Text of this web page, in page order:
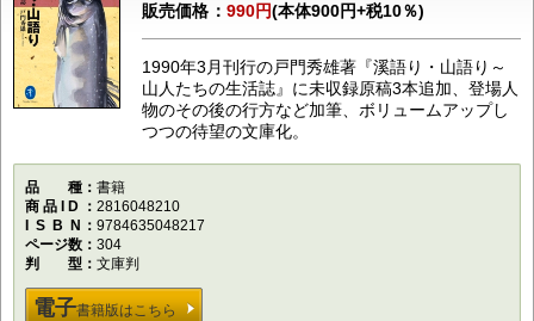
販売価格
990円(本体900円+税10％)
1990年3月刊行の戸門秀雄著『溪語り・山語り～
山人たちの生活誌』に未収録原稿3本追加、登場人
物のその後の行方など加筆、ボリュームアップし
つつの待望の文庫化。
品種書籍
商品ID
2816048210
ISBN
9784635048217
ページ数
304
判型文庫判
電子書籍版はこちら